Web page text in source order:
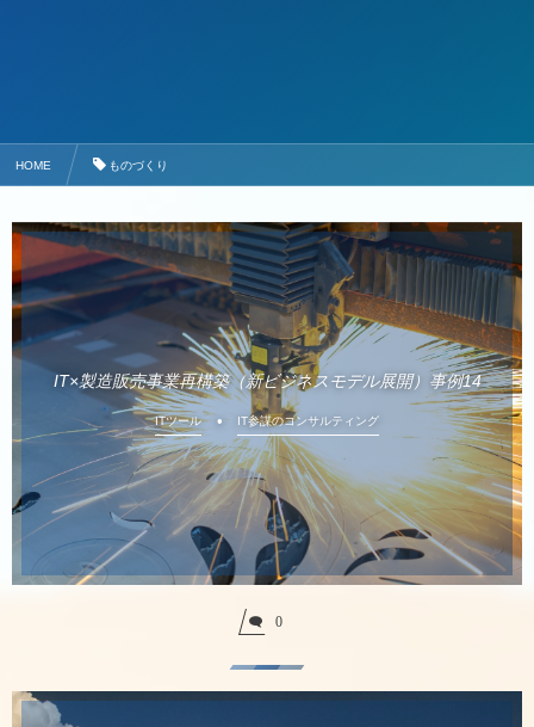
HOME ものづくり
IT×製造販売事業再構築（新ビジネスモデル展開）事例14
ITツール IT参謀のコンサルティング
0